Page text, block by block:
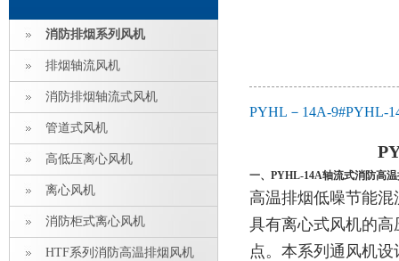
消防排烟系列风机
排烟轴流风机
消防排烟轴流式风机
管道式风机
高低压离心风机
离心风机
消防柜式离心风机
HTF系列消防高温排烟风机
PYHL－14A-9#PYHL-
一、 PYHL-14A轴流式消防高
高温排烟低噪节能
具有离心式风机的
点。本系列通风机